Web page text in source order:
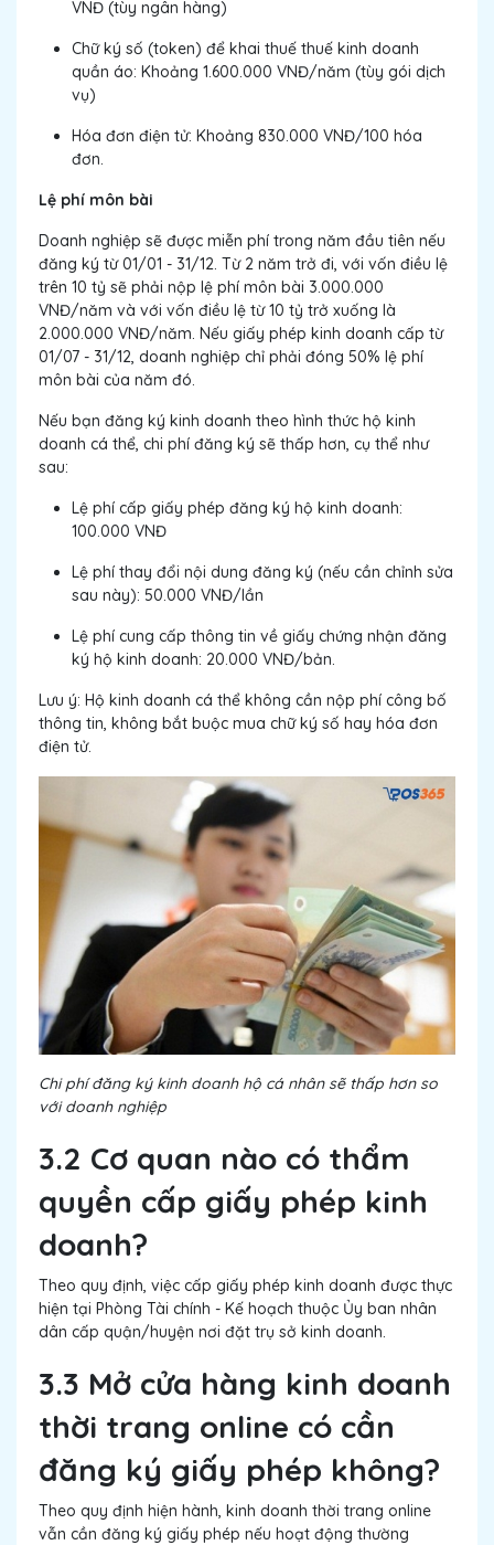
VNĐ (tùy ngân hàng)
Chữ ký số (token) để khai thuế thuế kinh doanh
quần áo: Khoảng 1.600.000 VNĐ/năm (tùy gói dịch
vụ)
Hóa đơn điện tử: Khoảng 830.000 VNĐ/100 hóa
đơn.
Lệ phí môn bài
Doanh nghiệp sẽ được miễn phí trong năm đầu tiên nếu
đăng ký từ 01/01 - 31/12. Từ 2 năm trở đi, với vốn điều lệ
trên 10 tỷ sẽ phải nộp lệ phí môn bài 3.000.000
VNĐ/năm và với vốn điều lệ từ 10 tỷ trở xuống là
2.000.000 VNĐ/năm. Nếu giấy phép kinh doanh cấp từ
01/07 - 31/12, doanh nghiệp chỉ phải đóng 50% lệ phí
môn bài của năm đó.
Nếu bạn đăng ký kinh doanh theo hình thức hộ kinh
doanh cá thể, chi phí đăng ký sẽ thấp hơn, cụ thể như
sau:
Lệ phí cấp giấy phép đăng ký hộ kinh doanh:
100.000 VNĐ
Lệ phí thay đổi nội dung đăng ký (nếu cần chỉnh sửa
sau này): 50.000 VNĐ/lần
Lệ phí cung cấp thông tin về giấy chứng nhận đăng
ký hộ kinh doanh: 20.000 VNĐ/bản.
Lưu ý: Hộ kinh doanh cá thể không cần nộp phí công bố
thông tin, không bắt buộc mua chữ ký số hay hóa đơn
điện tử.
Chi phí đăng ký kinh doanh hộ cá nhân sẽ thấp hơn so
với doanh nghiệp
3.2 Cơ quan nào có thẩm
quyền cấp giấy phép kinh
doanh?
Theo quy định, việc cấp giấy phép kinh doanh được thực
hiện tại Phòng Tài chính - Kế hoạch thuộc Ủy ban nhân
dân cấp quận/huyện nơi đặt trụ sở kinh doanh.
3.3 Mở cửa hàng kinh doanh
thời trang online có cần
đăng ký giấy phép không?
Theo quy định hiện hành, kinh doanh thời trang online
vẫn cần đăng ký giấy phép nếu hoạt động thường